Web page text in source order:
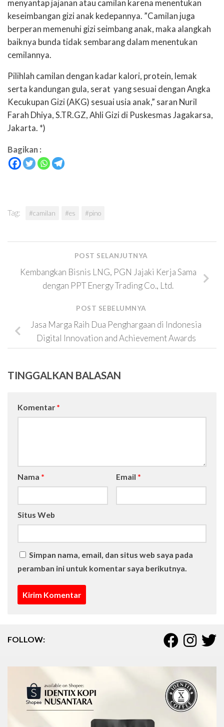
menyantap jajanan atau camilan karena menentukan
keseimbangan gizi anak kedepannya. ”Camilan juga
berperan memenuhi gizi seimbang anak, maka alangkah
baiknya bunda tidak sembarang dalam menentukan
cemilannya.
Pilihlah camilan dengan kadar kalori, protein, lemak
serta kandungan gula, serat yang sesuai dengan Angka
Kecukupan Gizi (AKG) sesuai usia anak,” saran Nuril
Farah Dhiya, S.TR.GZ, Ahli Gizi di Puskesmas Jagakarsa,
Jakarta. *)
Bagikan :
Tag: #camilan #es #pino
POST SELANJUTNYA
Kembangkan Bisnis LNG, PGN Jajaki Kerja Sama
dengan PPT Energy Trading Co., Ltd.
POST SEBELUMNYA
Jasa Marga Raih Dua Penghargaan di Indonesia
Digital Innovation and Achievement Awards
TINGGALKAN BALASAN
Komentar *
Nama * Email *
Situs Web
Simpan nama, email, dan situs web saya pada
peramban ini untuk komentar saya berikutnya.
FOLLOW: